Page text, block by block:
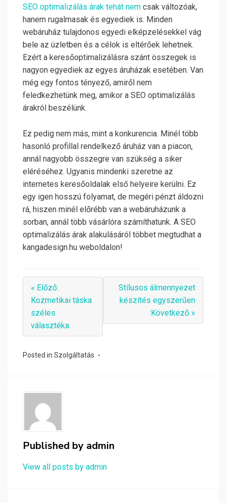
SEO optimalizálás árak tehát nem csak változóak,
hanem rugalmasak és egyediek is. Minden
webáruház tulajdonos egyedi elképzelésekkel vág
bele az üzletben és a célok is eltérőek lehetnek.
Ezért a keresőoptimalizálásra szánt összegek is
nagyon egyediek az egyes áruházak esetében. Van
még egy fontos tényező, amiről nem
feledkezhetünk meg, amikor a SEO optimalizálás
árakról beszélünk.
Ez pedig nem más, mint a konkurencia. Minél több
hasonló profillal rendelkező áruház van a piacon,
annál nagyobb összegre van szükség a siker
eléréséhez. Ugyanis mindenki szeretne az
internetes keresőoldalak első helyeire kerülni. Ez
egy igen hosszú folyamat, de megéri pénzt áldozni
rá, hiszen minél előrébb van a webáruházunk a
sorban, annál több vásárlóra számíthatunk. A SEO
optimalizálás árak alakulásáról többet megtudhat a
kangadesign.hu weboldalon!
« Előző:
Kozmetikai táska
széles
választéka
Stílusos álmennyezet
készítés egyszerűen
:Következő »
Posted in Szolgáltatás
Published by admin
View all posts by admin